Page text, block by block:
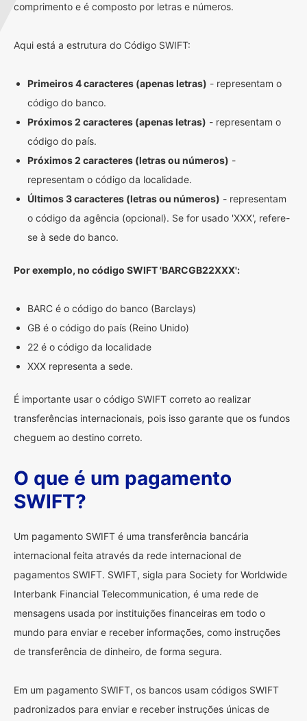
comprimento e é composto por letras e números.
Aqui está a estrutura do Código SWIFT:
Primeiros 4 caracteres (apenas letras) - representam o
código do banco.
Próximos 2 caracteres (apenas letras) - representam o
código do país.
Próximos 2 caracteres (letras ou números) -
representam o código da localidade.
Últimos 3 caracteres (letras ou números) - representam
o código da agência (opcional). Se for usado 'XXX', refere-
se à sede do banco.
Por exemplo, no código SWIFT 'BARCGB22XXX':
BARC é o código do banco (Barclays)
GB é o código do país (Reino Unido)
22 é o código da localidade
XXX representa a sede.
É importante usar o código SWIFT correto ao realizar
transferências internacionais, pois isso garante que os fundos
cheguem ao destino correto.
O que é um pagamento
SWIFT?
Um pagamento SWIFT é uma transferência bancária
internacional feita através da rede internacional de
pagamentos SWIFT. SWIFT, sigla para Society for Worldwide
Interbank Financial Telecommunication, é uma rede de
mensagens usada por instituições financeiras em todo o
mundo para enviar e receber informações, como instruções
de transferência de dinheiro, de forma segura.
Em um pagamento SWIFT, os bancos usam códigos SWIFT
padronizados para enviar e receber instruções únicas de